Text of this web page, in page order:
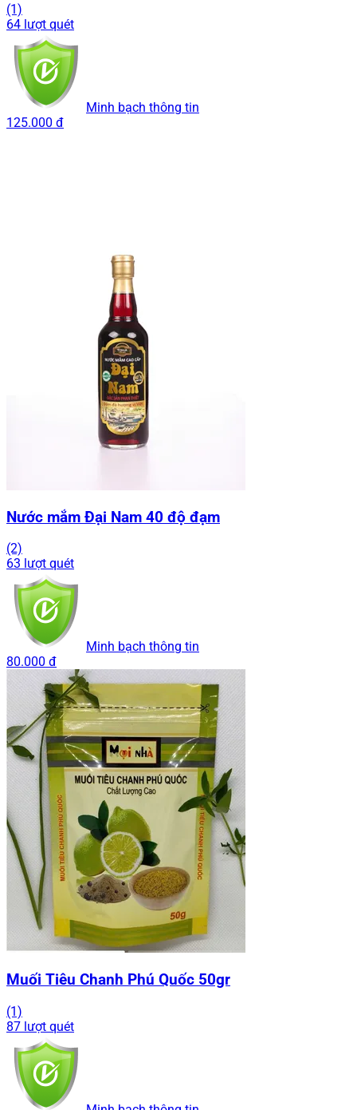
(1)
64 lượt quét
Minh bạch thông tin
125.000 đ
Nước mắm Đại Nam 40 độ đạm
(2)
63 lượt quét
Minh bạch thông tin
80.000 đ
Muối Tiêu Chanh Phú Quốc 50gr
(1)
87 lượt quét